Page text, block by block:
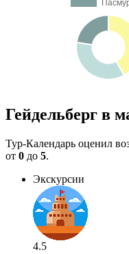
Гейдельберг в
Тур-Календарь оценил
от 0 до 5.
Экскурсии
4.5